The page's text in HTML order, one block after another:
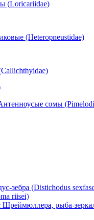
(Loricariidae)
(Heteropneustidae)
сомы
зебра (Distichodus
riisei)
рыба-